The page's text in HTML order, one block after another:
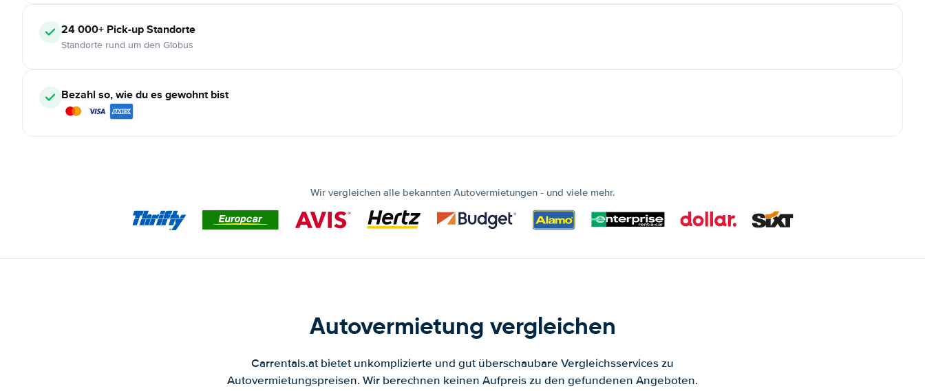
24 000+ Pick-up Standorte
Standorte rund um den Globus
Bezahl so, wie du es gewohnt bist
Wir vergleichen alle bekannten Autovermietungen - und viele mehr.
Autovermietung vergleichen
Carrentals.at bietet unkomplizierte und gut überschaubare Vergleichsservices zu
Autovermietungspreisen. Wir berechnen keinen Aufpreis zu den gefundenen Angeboten.